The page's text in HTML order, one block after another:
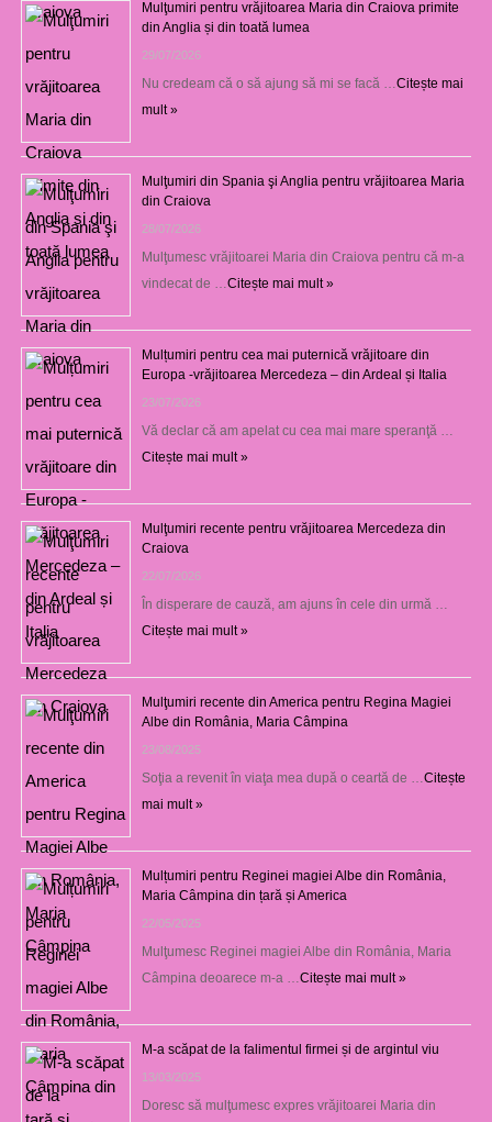
Mulţumiri pentru vrăjitoarea Maria din Craiova primite
din Anglia și din toată lumea
29/07/2026
Nu credeam că o să ajung să mi se facă … Citește mai
mult »
Mulţumiri din Spania şi Anglia pentru vrăjitoarea Maria
din Craiova
28/07/2026
Mulţumesc vrăjitoarei Maria din Craiova pentru că m-a
vindecat de … Citește mai mult »
Mulțumiri pentru cea mai puternică vrăjitoare din
Europa -vrăjitoarea Mercedeza – din Ardeal și Italia
23/07/2026
Vă declar că am apelat cu cea mai mare speranţă …
Citește mai mult »
Mulţumiri recente pentru vrăjitoarea Mercedeza din
Craiova
22/07/2026
În disperare de cauză, am ajuns în cele din urmă …
Citește mai mult »
Mulţumiri recente din America pentru Regina Magiei
Albe din România, Maria Câmpina
23/08/2025
Soţia a revenit în viaţa mea după o ceartă de … Citește
mai mult »
Mulțumiri pentru Reginei magiei Albe din România,
Maria Câmpina din țară și America
22/05/2025
Mulţumesc Reginei magiei Albe din România, Maria
Câmpina deoarece m-a … Citește mai mult »
M-a scăpat de la falimentul firmei și de argintul viu
13/03/2025
Doresc să mulţumesc expres vrăjitoarei Maria din